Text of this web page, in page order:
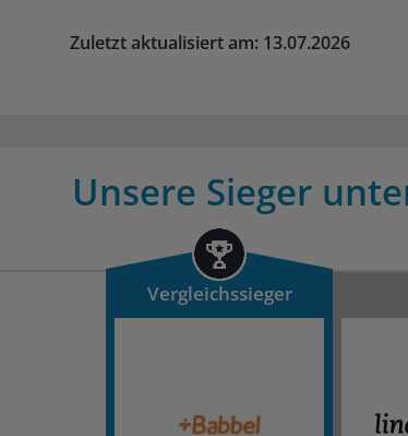
Zuletzt aktualisiert am: 13.07.2026
Unsere Sieger
Vergleichssieger